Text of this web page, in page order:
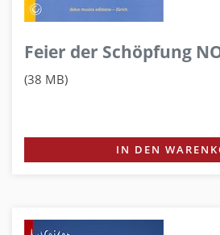
Feier der Schöpfung
(38 MB)
IN DEN